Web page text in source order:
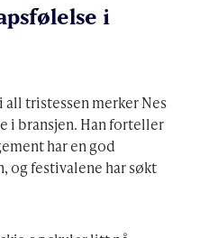
i
tristessen merker Nes
i bransjen. Han forteller
har en god
festivalene har søkt